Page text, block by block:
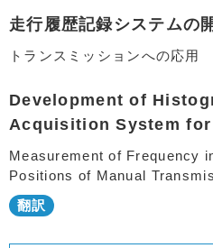
走行履歴記録システムの
トランスミッションへの応用
Development of
Acquisition System
Measurement of Frequency
Positions of Manual